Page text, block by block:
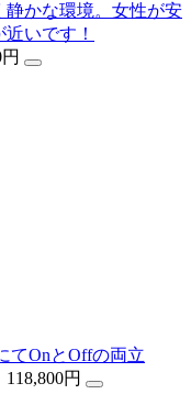
かな環境。女性が安
いです！
てOnとOffの両立
118,800円